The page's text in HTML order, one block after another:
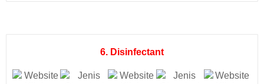
6. Disinfectant